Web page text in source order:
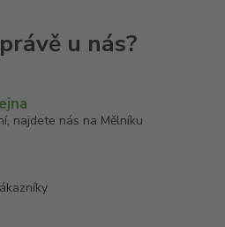
najdete nás na Mělníku